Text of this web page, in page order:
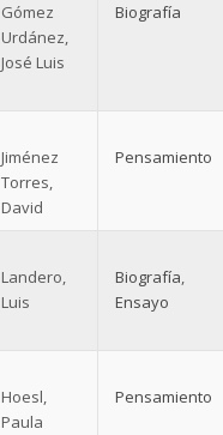
Gómez
Urdánez,
José Luis
Biografía
Jiménez
Torres,
David
Pensamiento
Landero,
Luis
Biografía,
Ensayo
Hoesl,
Paula
Pensamiento